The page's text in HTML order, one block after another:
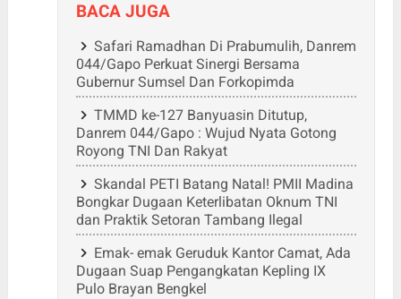
BACA JUGA
Safari Ramadhan Di Prabumulih, Danrem
044/Gapo Perkuat Sinergi Bersama
Gubernur Sumsel Dan Forkopimda
TMMD ke-127 Banyuasin Ditutup,
Danrem 044/Gapo : Wujud Nyata Gotong
Royong TNI Dan Rakyat
Skandal PETI Batang Natal! PMII Madina
Bongkar Dugaan Keterlibatan Oknum TNI
dan Praktik Setoran Tambang Ilegal
Emak- emak Geruduk Kantor Camat, Ada
Dugaan Suap Pengangkatan Kepling IX
Pulo Brayan Bengkel